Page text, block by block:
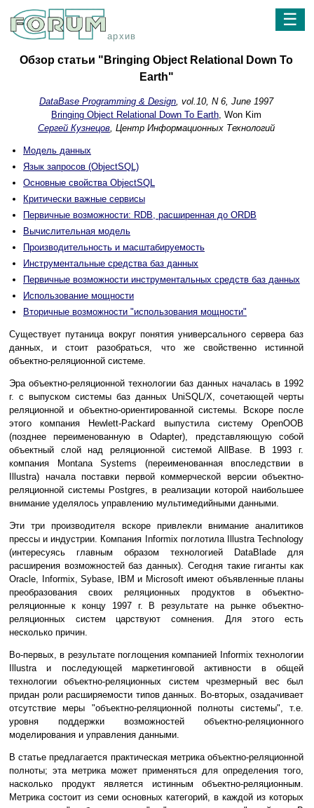
архив
☰
Обзор статьи "Bringing Object Relational Down To
Earth"
DataBase Programming & Design, vol.10, N 6, June 1997
Bringing Object Relational Down To Earth, Won Kim
Сергей Кузнецов, Центр Информационных Технологий
Модель данных
Язык запросов (ObjectSQL)
Основные свойства ObjectSQL
Критически важные сервисы
Первичные возможности: RDB, расширенная до ORDB
Вычислительная модель
Производительность и масштабируемость
Инструментальные средства баз данных
Первичные возможности инструментальных средств баз данных
Использование мощности
Вторичные возможности "использования мощности"
Существует путаница вокруг понятия универсального сервера баз
данных, и стоит разобраться, что же свойственно истинной
объектно-реляционной системе.
Эра объектно-реляционной технологии баз данных началась в 1992
г. с выпуском системы баз данных UniSQL/X, сочетающей черты
реляционной и объектно-ориентированной системы. Вскоре после
этого компания Hewlett-Packard выпустила систему OpenOOB
(позднее переименованную в Odapter), представляющую собой
объектный слой над реляционной системой AllBase. В 1993 г.
компания Montana Systems (переименованная впоследствии в
Illustra) начала поставки первой коммерческой версии объектно-
реляционной системы Postgres, в реализации которой наибольшее
внимание уделялось управлению мультимедийными данными.
Эти три производителя вскоре привлекли внимание аналитиков
прессы и индустрии. Компания Informix поглотила Illustra Technology
(интересуясь главным образом технологией DataBlade для
расширения возможностей баз данных). Сегодня такие гиганты как
Oracle, Informix, Sybase, IBM и Microsoft имеют объявленные планы
преобразования своих реляционных продуктов в объектно-
реляционные к концу 1997 г. В результате на рынке объектно-
реляционных систем царствуют сомнения. Для этого есть
несколько причин.
Во-первых, в результате поглощения компанией Informix технологии
Illustra и последующей маркетинговой активности в общей
технологии объектно-реляционных систем чрезмерный вес был
придан роли расширяемости типов данных. Во-вторых, озадачивает
отсутствие меры "объектно-реляционной полноты системы", т.е.
уровня поддержки возможностей объектно-реляционного
моделирования и управления данными.
В статье предлагается практическая метрика объектно-реляционной
полноты; эта метрика может применяться для определения того,
насколько продукт является истинным объектно-реляционным.
Метрика состоит из семи основных категорий, в каждой из которых